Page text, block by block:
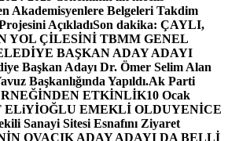
Akademisyenlere Belgeleri Takdim
AçıkladıSon dakika: ÇAYLI,
YOL ÇİLESİNİ TBMM GENEL
BAŞKAN ADAY ADAYI
Başkan Adayı Dr. Ömer Selim Alan
Başkanlığında Yapıldı.Ak Parti
ETKİNLİK10 Ocak
ELiYİOĞLU EMEKLİ OLDUYENİCE
Sanayi Sitesi Esnafını Ziyaret
OVACIK ADAY ADAYI DA BELLİ